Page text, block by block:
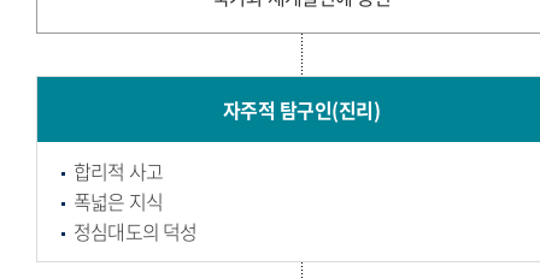
자주적 탐구인(진리)
합리적 사고
폭넓은 지식
정심대도의 덕성